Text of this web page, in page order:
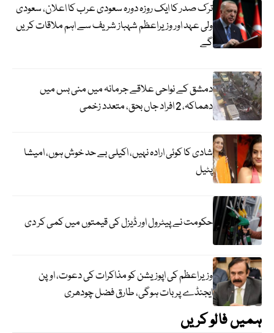
ترک صدر کا ایک روزہ دورہ سعودی عرب کا اعلان، سعودی
ولی عہد اور وزیراعظم شہباز شریف سے اہم ملاقات کریں
گے
دمشق کے نواحی علاقے جرمانہ میں منی بس میں
دھماکہ، 2 افراد جاں بحق، متعدد زخمی
شادی کا کوئی ارادہ نہیں، اکیلی بے حد خوش ہوں، امیشا
پٹیل
حکومت نے پیٹرول اور ڈیزل کی قیمتوں میں کمی کر دی
وزیراعظم کی اپوزیشن کو مذاکرات کی دعوت، اوپن
ایجنڈے پر بات ہوگی، طارق فضل چودھری
ہمیں فالو کریں